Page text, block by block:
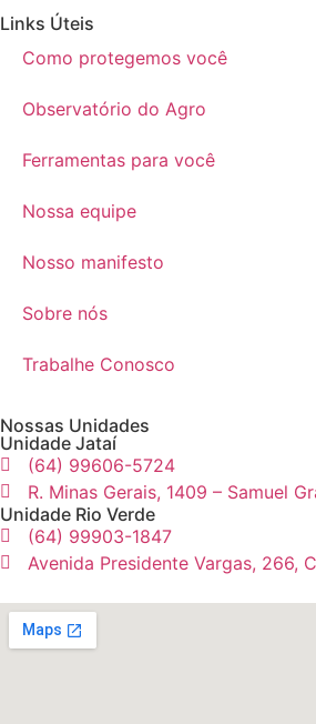
Links Úteis
Como protegemos você
Observatório do Agro
Ferramentas para você
Nossa equipe
Nosso manifesto
Sobre nós
Trabalhe Conosco
Nossas Unidades
Unidade Jataí
(64) 99606-5724
R. Minas Gerais, 1409 – Samuel
Unidade Rio Verde
(64) 99903-1847
Avenida Presidente Vargas, 266,